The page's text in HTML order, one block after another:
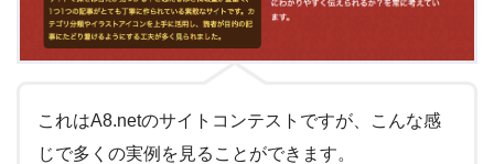
これはA8.netのサイトコンテストですが、こんな感
じで多くの実例を見ることができます。